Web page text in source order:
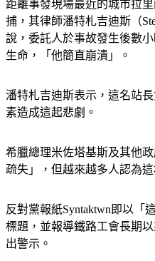
距離事發現場最近的城市拉
捕，其律師潘特札吉迪斯（
說，委託人於事故發生後數
生命，「他簡直崩潰」。
潘特札吉迪斯表示，這名站
素造成這起悲劇。
希臘總理米佐塔基斯及其他
疏失」，但越來越多人認為
反對黨報紙Syntaktwn即以「
標題，並報導鐵路工會長期
出警示。